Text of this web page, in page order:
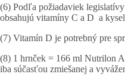
(6) Podľa požiadaviek
obsahujú vitamíny C a D a
(7) Vitamín D je potrebný pre
(8) 1 hrnček = 166 ml Nutrilon
iba súčasťou zmiešanej a